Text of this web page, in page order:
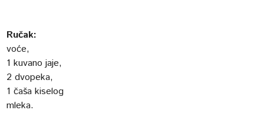
Ručak:
voće,
1 kuvano jaje,
2 dvopeka,
1 čaša kiselog
mleka.